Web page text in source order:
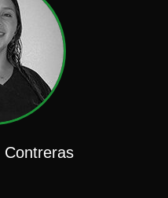
Contreras